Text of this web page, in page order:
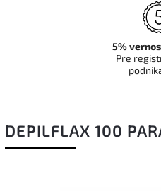
DEPILFLAX 100
5%
Pre